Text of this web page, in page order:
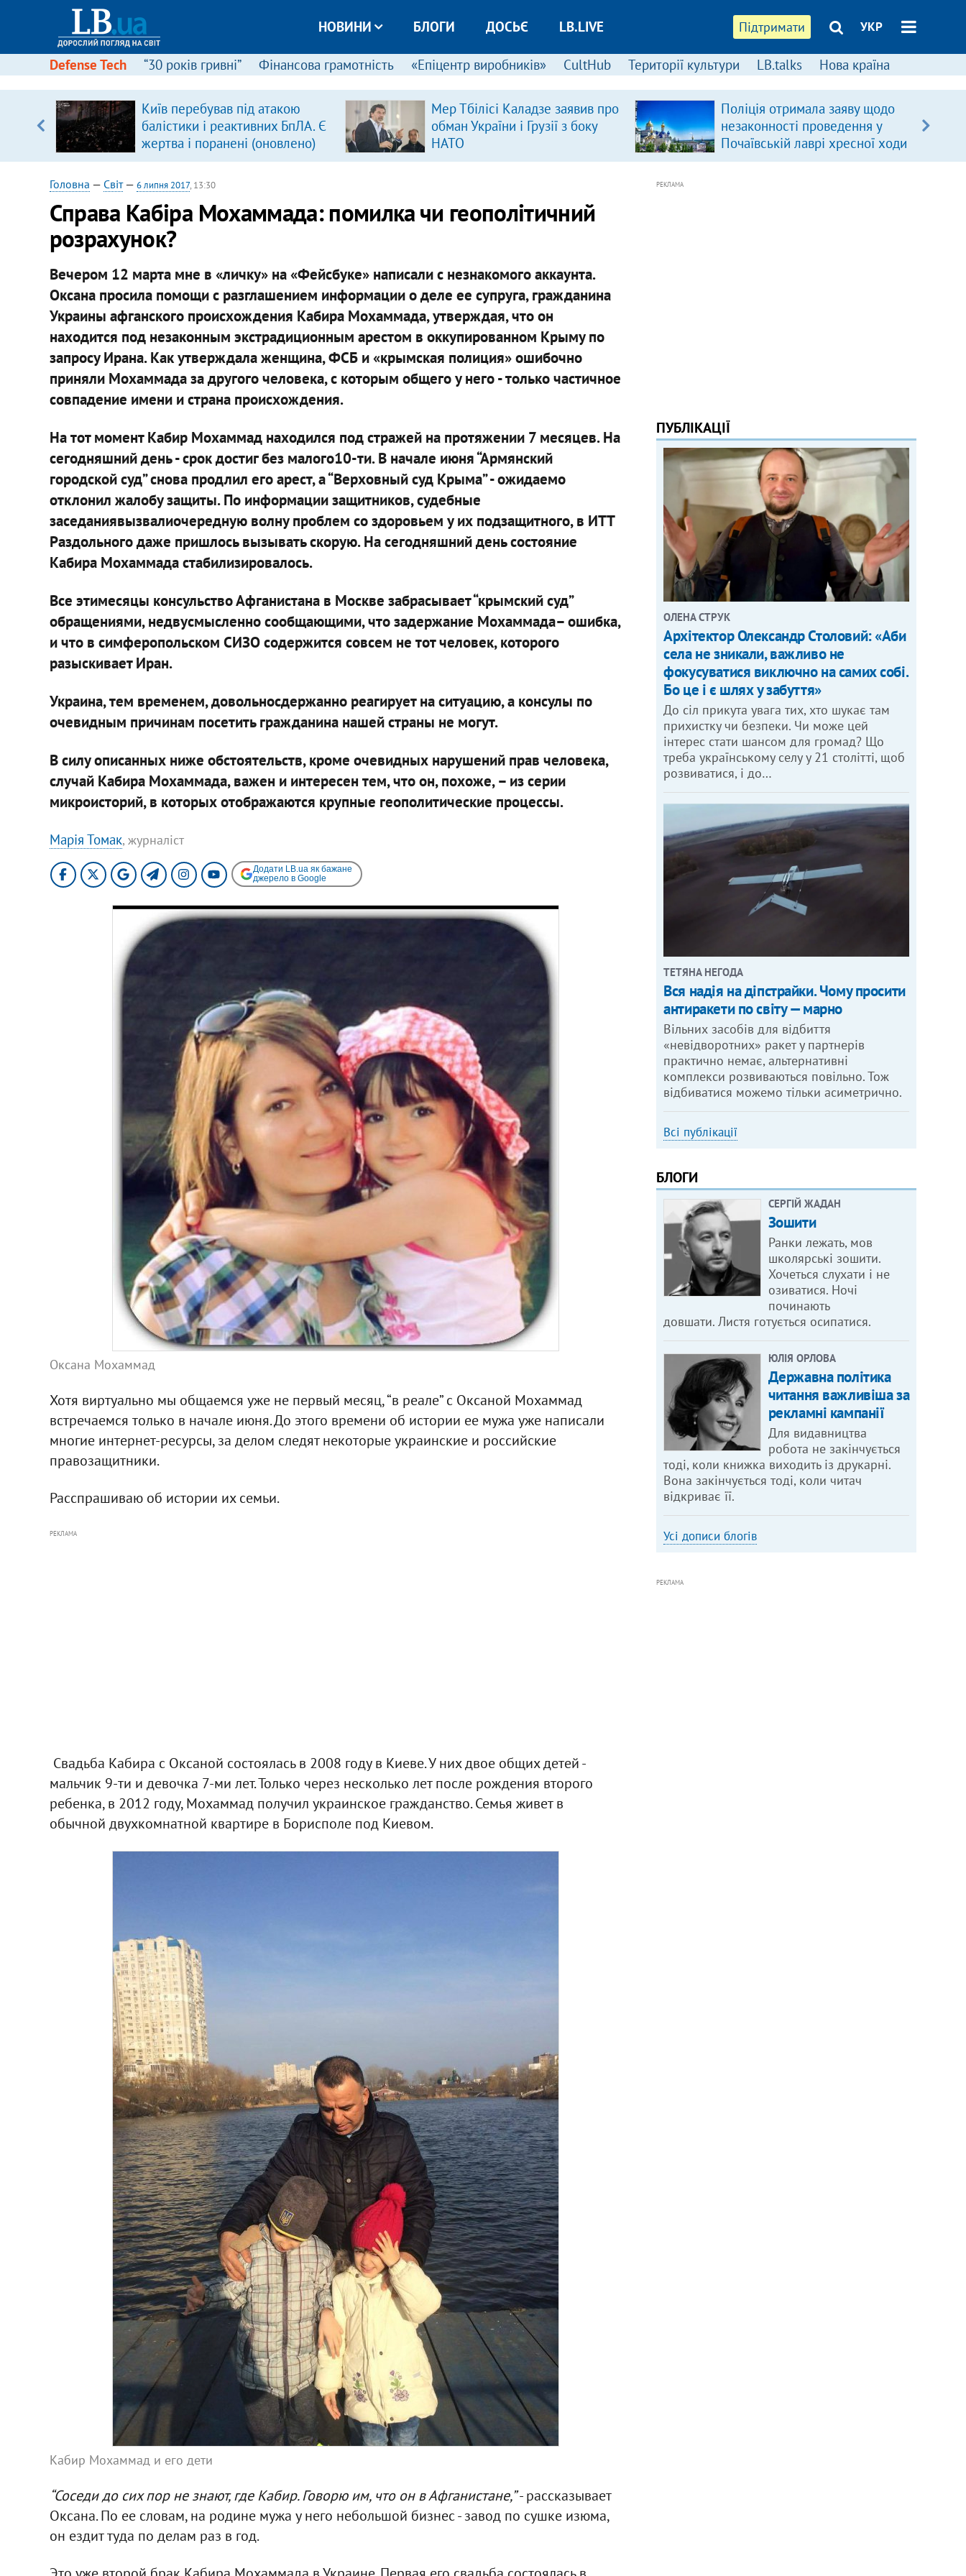
Підтримати УКР
НОВИНИ БЛОГИ ДОСЬЄ LB.LIVE
Defense Tech “30 років гривні” Фінансова грамотність «Епіцентр виробників» CultHub Території культури LB.talks Нова країна
Київ перебував під атакою
балістики і реактивних БпЛА. Є
жертва і поранені (оновлено)
Мер Тбілісі Каладзе заявив про
обман України і Грузії з боку
НАТО
Поліція отримала заяву щодо
незаконності проведення у
Почаївській лаврі хресної ходи
Головна — Світ— 6 липня 2017, 13:30
Справа Кабіра Мохаммада: помилка чи геополітичний
розрахунок?
Вечером 12 марта мне в «личку» на «Фейсбуке» написали с незнакомого аккаунта.
Оксана просила помощи с разглашением информации о деле ее супруга, гражданина
Украины афганского происхождения Кабира Мохаммада, утверждая, что он
находится под незаконным экстрадиционным арестом в оккупированном Крыму по
запросу Ирана. Как утверждала женщина, ФСБ и «крымская полиция» ошибочно
приняли Мохаммада за другого человека, с которым общего у него - только частичное
совпадение имени и страна происхождения.
На тот момент Кабир Мохаммад находился под стражей на протяжении 7 месяцев. На
сегодняшний день - срок достиг без малого10-ти. В начале июня “Армянский
городской суд” снова продлил его арест, а “Верховный суд Крыма” - ожидаемо
отклонил жалобу защиты. По информации защитников, судебные
заседаниявызвалиочередную волну проблем со здоровьем у их подзащитного, в ИТТ
Раздольного даже пришлось вызывать скорую. На сегодняшний день состояние
Кабира Мохаммада стабилизировалось.
Все этимесяцы консульство Афганистана в Москве забрасывает “крымский суд”
обращениями, недвусмысленно сообщающими, что задержание Мохаммада– ошибка,
и что в симферопольском СИЗО содержится совсем не тот человек, которого
разыскивает Иран.
Украина, тем временем, довольносдержанно реагирует на ситуацию, а консулы по
очевидным причинам посетить гражданина нашей страны не могут.
В силу описанных ниже обстоятельств, кроме очевидных нарушений прав человека,
случай Кабира Мохаммада, важен и интересен тем, что он, похоже, – из серии
микроисторий, в которых отображаются крупные геополитические процессы.
Марія Томак, журналіст
Додати LB.ua як бажане
джерело в Google
Оксана Мохаммад
Хотя виртуально мы общаемся уже не первый месяц, “в реале” с Оксаной Мохаммад
встречаемся только в начале июня. До этого времени об истории ее мужа уже написали
многие интернет-ресурсы, за делом следят некоторые украинские и российские
правозащитники.
Расспрашиваю об истории их семьи.
РЕКЛАМА
Свадьба Кабира с Оксаной состоялась в 2008 году в Киеве. У них двое общих детей -
мальчик 9-ти и девочка 7-ми лет. Только через несколько лет после рождения второго
ребенка, в 2012 году, Мохаммад получил украинское гражданство. Семья живет в
обычной двухкомнатной квартире в Борисполе под Киевом.
Кабир Мохаммад и его дети
“Соседи до сих пор не знают, где Кабир. Говорю им, что он в Афганистане,”- рассказывает
Оксана. По ее словам, на родине мужа у него небольшой бизнес - завод по сушке изюма,
он ездит туда по делам раз в год.
РЕКЛАМА
ПУБЛІКАЦІЇ
ОЛЕНА СТРУК
Архітектор Олександр Столовий: «Аби
села не зникали, важливо не
фокусуватися виключно на самих собі.
Бо це і є шлях у забуття»
До сіл прикута увага тих, хто шукає там
прихистку чи безпеки. Чи може цей
інтерес стати шансом для громад? Що
треба українському селу у 21 столітті, щоб
розвиватися, і до…
ТЕТЯНА НЕГОДА
Вся надія на діпстрайки. Чому просити
антиракети по світу — марно
Вільних засобів для відбиття
«невідворотних» ракет у партнерів
практично немає, альтернативні
комплекси розвиваються повільно. Тож
відбиватися можемо тільки асиметрично.
Всі публікації
БЛОГИ
СЕРГІЙ ЖАДАН
Зошити
Ранки лежать, мов
школярські зошити.
Хочеться слухати і не
озиватися. Ночі
починають
довшати. Листя готується осипатися.
ЮЛІЯ ОРЛОВА
Державна політика
читання важливіша за
рекламні кампанії
Для видавництва
робота не закінчується
тоді, коли книжка виходить із друкарні.
Вона закінчується тоді, коли читач
відкриває її.
Усі дописи блогів
РЕКЛАМА